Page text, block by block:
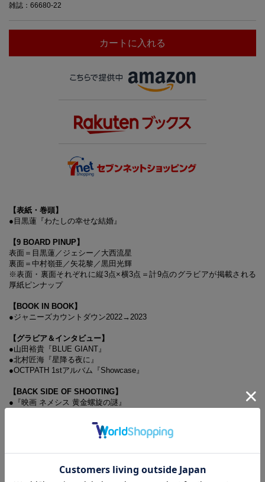
雑誌：66680-22
カートに入れる
【表紙・巻頭】
●目黒蓮『わたしの幸せな結婚』
【9 BOARD PINUP】
表面＝目黒蓮／ジェシー／大西流星
裏面＝中村嶺亜／矢花黎／黒田光輝
※表面・裏面それぞれに縦3点×横3点＝計9点のグラビアが掲載される
厚紙ピンナップ
【BOOK IN BOOK】
●ジャニーズカウントダウン2022→2023
【グラビア＆インタビュー】
●山田裕貴『BLUE GIANT』
●北村匠海『星降る夜に』
●OCTPATH 1stアルバム『Showcase』
【BACK SIDE OF SHOOTING】
●『映画 ネメシス 黄金螺旋の謎』
●越岡裕貴×松崎祐介 ミュージカル『ダブル・トラブル』
●真弓孟之×永岡蓮王『アンビリーバボー』